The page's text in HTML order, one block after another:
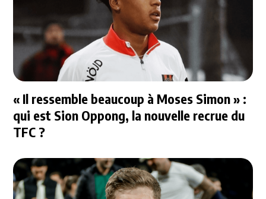
« Il ressemble beaucoup à Moses Simon » :
qui est Sion Oppong, la nouvelle recrue du
TFC ?